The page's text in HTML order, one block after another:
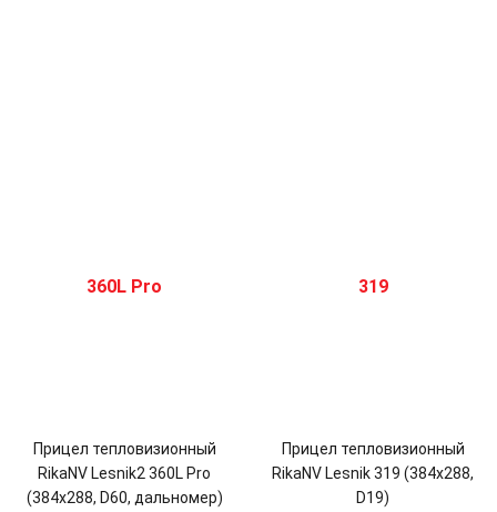
Прицел тепловизионный
RikaNV Lesnik2 360L Pro
(384x288, D60, дальномер)
Прицел тепловизионный
RikaNV Lesnik 319 (384x288,
D19)